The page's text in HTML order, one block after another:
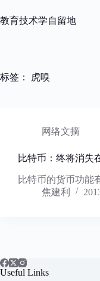
过
教育技术学自留地
标签： 虎嗅
网络文摘
比特币：终将消失
比特币的货币功能
焦建利
Useful Links